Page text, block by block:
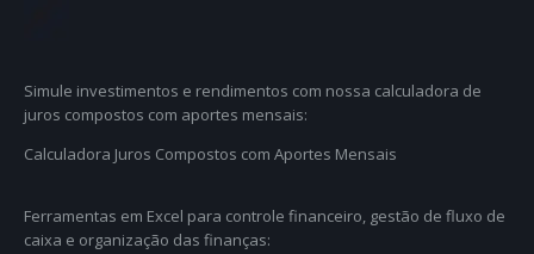
Simule investimentos e rendimentos com nossa calculadora de
juros compostos com aportes mensais:
Calculadora Juros Compostos com Aportes Mensais
Ferramentas em Excel para controle financeiro, gestão de fluxo de
caixa e organização das finanças: